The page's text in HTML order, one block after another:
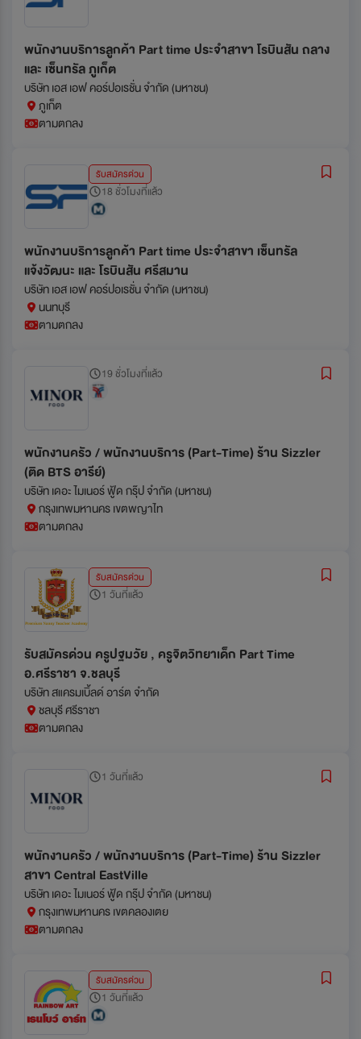
พนักงานบริการลูกค้า Part time ประจำสาขา โรบินสัน ถลาง
และ เซ็นทรัล ภูเก็ต
บริษัท เอส เอฟ คอร์ปอเรชั่น จำกัด (มหาชน)
ภูเก็ต
ตามตกลง
รับสมัครด่วน
18 ชั่วโมงที่แล้ว
พนักงานบริการลูกค้า Part time ประจำสาขา เซ็นทรัล
แจ้งวัฒนะ และ โรบินสัน ศรีสมาน
บริษัท เอส เอฟ คอร์ปอเรชั่น จำกัด (มหาชน)
นนทบุรี
ตามตกลง
19 ชั่วโมงที่แล้ว
พนักงานครัว / พนักงานบริการ (Part-Time) ร้าน Sizzler
(ติด BTS อารีย์)
บริษัท เดอะ ไมเนอร์ ฟู้ด กรุ๊ป จำกัด (มหาชน)
กรุงเทพมหานคร เขตพญาไท
ตามตกลง
รับสมัครด่วน
1 วันที่แล้ว
รับสมัครด่วน ครูปฐมวัย , ครูจิตวิทยาเด็ก Part Time
อ.ศรีราชา จ.ชลบุรี
บริษัท สแครมเบิ้ลด์ อาร์ต จำกัด
ชลบุรี ศรีราชา
ตามตกลง
1 วันที่แล้ว
พนักงานครัว / พนักงานบริการ (Part-Time) ร้าน Sizzler
สาขา Central EastVille
บริษัท เดอะ ไมเนอร์ ฟู้ด กรุ๊ป จำกัด (มหาชน)
กรุงเทพมหานคร เขตคลองเตย
ตามตกลง
รับสมัครด่วน
1 วันที่แล้ว